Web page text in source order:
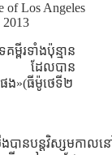
of Los Angeles
2013
ពីរទាំងប៉ុន្មាន
រោះ ដែលបាន
ង»(ធីម៉ូថេទី២
ានបន្ដវិស្សមកាលនៅ